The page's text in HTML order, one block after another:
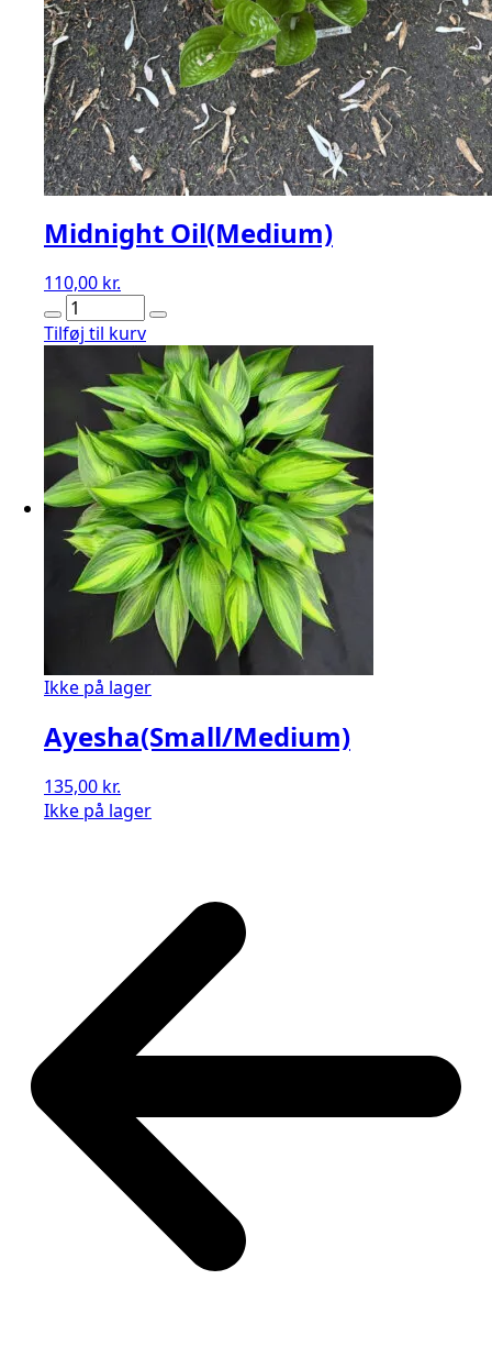
Midnight Oil(Medium)
110,00 kr.
Midnight
Oil(Medium)
Tilføj til kurv
Ikke på lager
Ayesha(Small/Medium)
135,00 kr.
Ikke på lager